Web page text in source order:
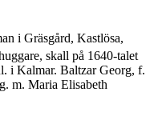
i Gräsgård, Kastlösa,
skall på 1640-talet
i Kalmar. Baltzar Georg, f.
m. Maria Elisabeth